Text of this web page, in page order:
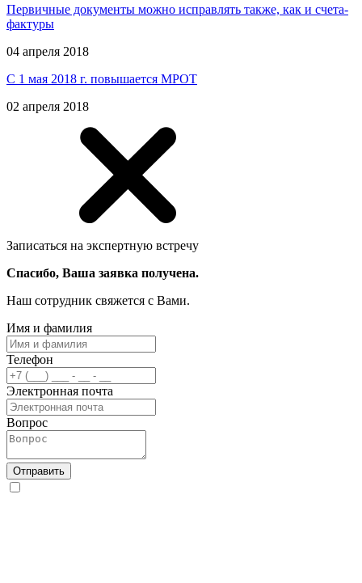
Первичные документы можно исправлять также, как и счета-
фактуры
04 апреля 2018
С 1 мая 2018 г. повышается МРОТ
02 апреля 2018
Записаться на экспертную встречу
Спасибо, Ваша заявка получена.
Наш сотрудник свяжется с Вами.
Имя и фамилия
Телефон
Электронная почта
Вопрос
Отправить